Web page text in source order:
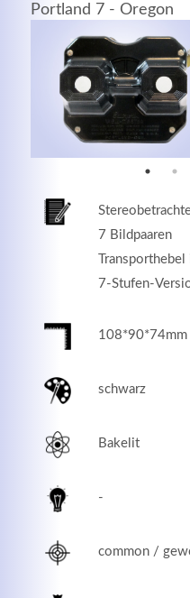
Portland 7 - Oregon
7 Bildpaaren
7-Stufen-
108*90*74mm
schwarz
Bakelit
-
common /
elit. Aenean
elit. Aenean